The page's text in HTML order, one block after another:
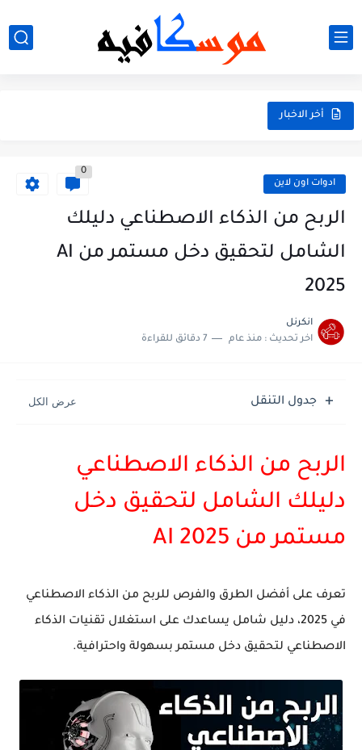
أخر الاخبار
ادوات اون لاين
0
الربح من الذكاء الاصطناعي دليلك
الشامل لتحقيق دخل مستمر من AI
2025
انكرنل
اخر تحديث : منذ عام 7 دقائق للقراءة
جدول التنقل
الربح من الذكاء الاصطناعي
دليلك الشامل لتحقيق دخل
مستمر من AI 2025
تعرف على أفضل الطرق والفرص للربح من الذكاء الاصطناعي
في 2025، دليل شامل يساعدك على استغلال تقنيات الذكاء
الاصطناعي لتحقيق دخل مستمر بسهولة واحترافية.